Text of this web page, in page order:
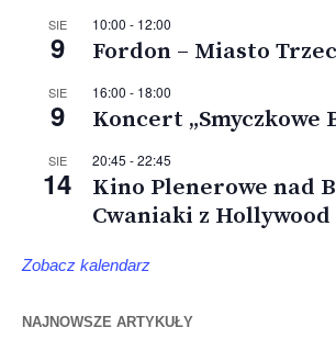
SIE
9
10:00 - 12:00
Fordon – Miasto
SIE
9
16:00 - 18:00
Koncert „Smyczkowe
SIE
14
20:45 -22:45
Kino Plenerowe nad
Cwaniaki z Hollywood
Zobacz kalendarz
NAJNOWSZE ARTYKUŁY